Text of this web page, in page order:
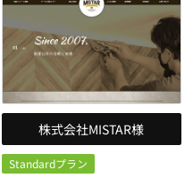
株式会社MISTAR様
Standardプラン